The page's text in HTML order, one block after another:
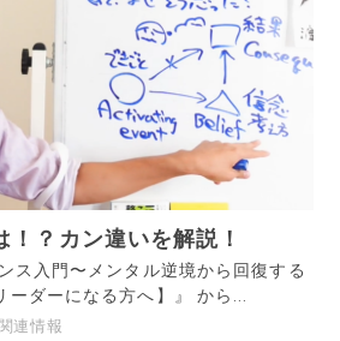
！？カン違いを解説！
ス入門〜メンタル逆境から回復する
ーダーになる方へ】』 から...
連情報